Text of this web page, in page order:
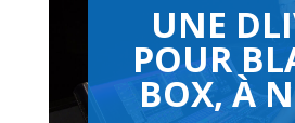
UNE
POUR
BOX, À